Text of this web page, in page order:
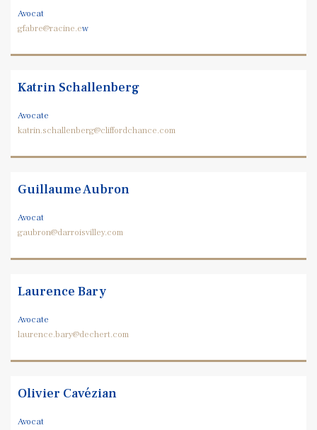
Avocat
gfabre@racine.ew
Katrin Schallenberg
Avocate
katrin.schallenberg@cliffordchance.com
Guillaume Aubron
Avocat
gaubron@darroisvilley.com
Laurence Bary
Avocate
laurence.bary@dechert.com
Olivier Cavézian
Avocat